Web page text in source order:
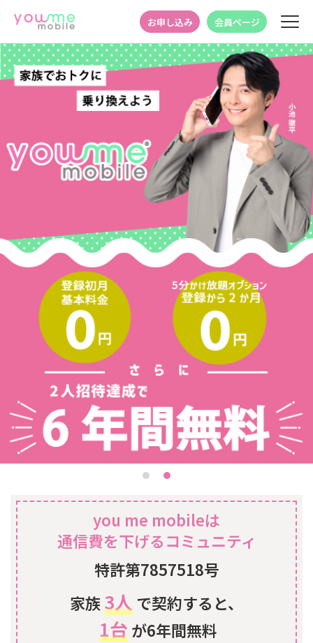
お申し込み 会員ページ
you me mobileは
通信費を下げるコミュニティ
特許第7857518号
家族 3人 で契約すると、
1台 が6年間無料